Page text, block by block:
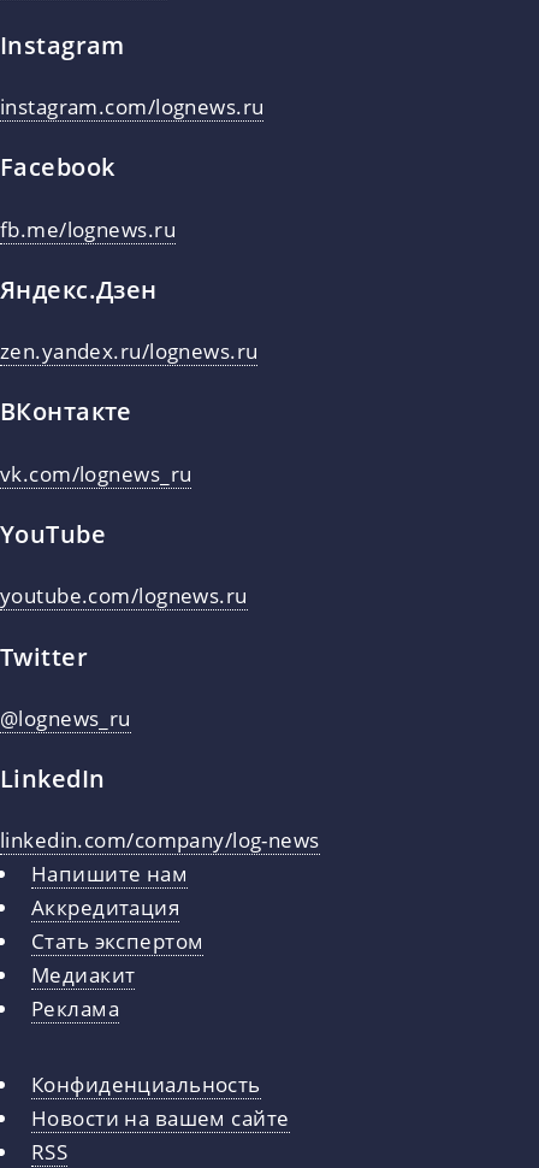
Instagram
instagram.com/lognews.ru
Facebook
fb.me/lognews.ru
Яндекс.Дзен
zen.yandex.ru/lognews.ru
ВКонтакте
vk.com/lognews_ru
YouTube
youtube.com/lognews.ru
Twitter
@lognews_ru
LinkedIn
linkedin.com/company/log-news
Напишите нам
Аккредитация
Стать экспертом
Медиакит
Реклама
Конфиденциальность
Новости на вашем сайте
RSS